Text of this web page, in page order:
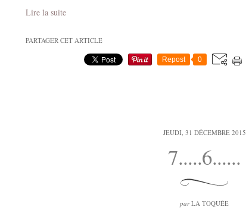
Lire la suite
PARTAGER CET ARTICLE
Repost 0
JEUDI, 31 DÉCEMBRE 2015
7.....6......
parLA TOQUÉE